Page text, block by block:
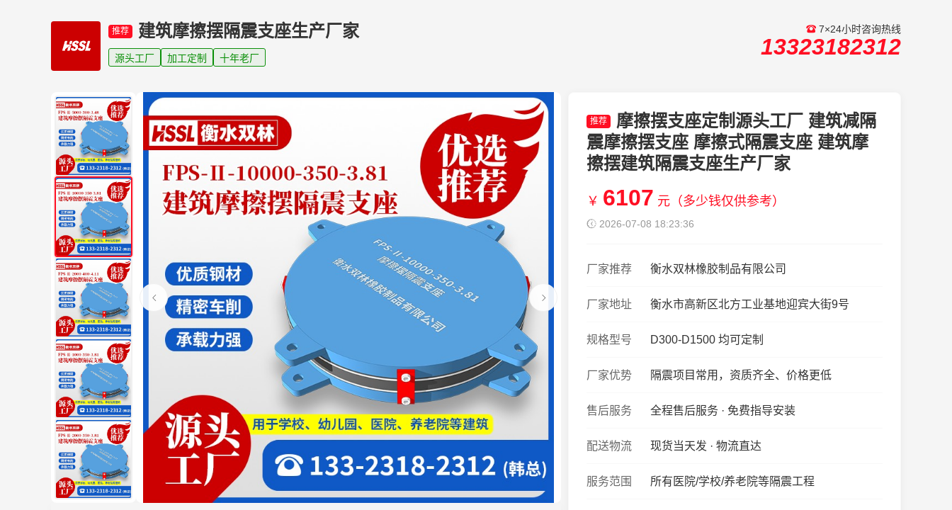
推荐 建筑摩擦摆隔震支座生产厂家
源头工厂 加工定制 十年老厂
7×24小时咨询热线
13323182312
推荐
摩擦摆支座定制源头工厂 建筑减隔
震摩擦摆支座 摩擦式隔震支座 建筑摩
擦摆建筑隔震支座生产厂家
￥ 6107 元（多少钱仅供参考）
2026-07-08 18:23:36
厂家推荐 衡水双林橡胶制品有限公司
厂家地址 衡水市高新区北方工业基地迎宾大街9号
规格型号 D300-D1500 均可定制
厂家优势 隔震项目常用，资质齐全、价格更低
售后服务 全程售后服务 · 免费指导安装
配送物流 现货当天发 · 物流直达
服务范围 所有医院/学校/养老院等隔震工程